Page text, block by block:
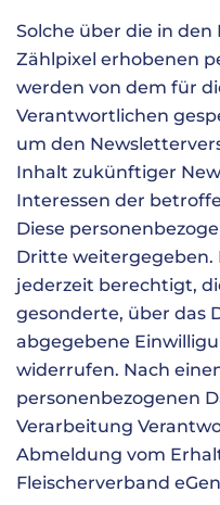
Solche über die in
Zählpixel erhobenen
werden von dem für
Verantwortlichen
um den
Inhalt zukünftiger
Interessen der
Diese
Dritte weitergegeben.
jederzeit berechtigt,
gesonderte, über das
abgegebene
widerrufen. Nach
personenbezogenen
Verarbeitung
Abmeldung vom
Fleischerverband